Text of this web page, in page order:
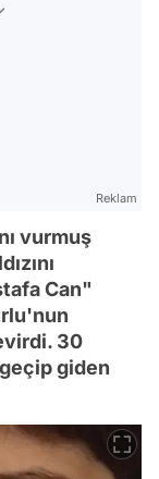
Reklam
vurmuş
Can"
30
giden